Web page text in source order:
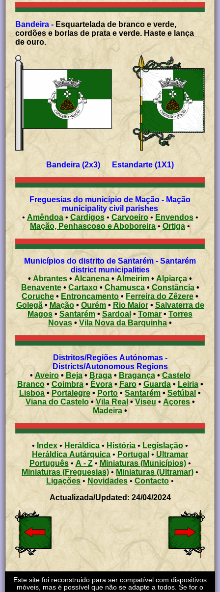
Bandeira -Esquartelada de branco e verde,
cordões e borlas de prata e verde. Haste e lança
de ouro.
Bandeira (2x3) Estandarte (1X1)
Freguesias do município de Mação - Mação
municipality civil parishes
• Amêndoa• Cardigos• Carvoeiro• Envendos •
Mação, Penhascoso e Aboboreira • Ortiga•
Municípios do distrito de Santarém - Santarém
district municipalities
• Abrantes • Alcanena•Almeirim • Alpiarça •
Benavente• Cartaxo• Chamusca• Constância•
Coruche • Entroncamento • Ferreira do Zêzere •
Golegã• Mação• Ourém• Rio Maior•Salvaterra de
Magos • Santarém • Sardoal • Tomar • Torres
Novas • Vila Nova da Barquinha •
Distritos/Regiões Autónomas -
Districts/Autonomous Regions
• Aveiro• Beja• Braga• Bragança•Castelo
Branco• Coimbra• Évora• Faro• Guarda• Leiria•
Lisboa• Portalegre • Porto• Santarém • Setúbal •
Viana do Castelo•Vila Real •Viseu • Açores •
Madeira •
• Index • Heráldica • História • Legislação •
Heráldica Autárquica • Portugal • Ultramar
Português• A - Z• Miniaturas (Municípios)•
Miniaturas (Freguesias) •Miniaturas (Ultramar) •
Ligações • Novidades • Contacto •
Actualizada/Updated: 24/04/2024
Este site foi reconstruido para ser compatível com dispositivos
móveis, mas é possível que não se adapte a todos. Se for o